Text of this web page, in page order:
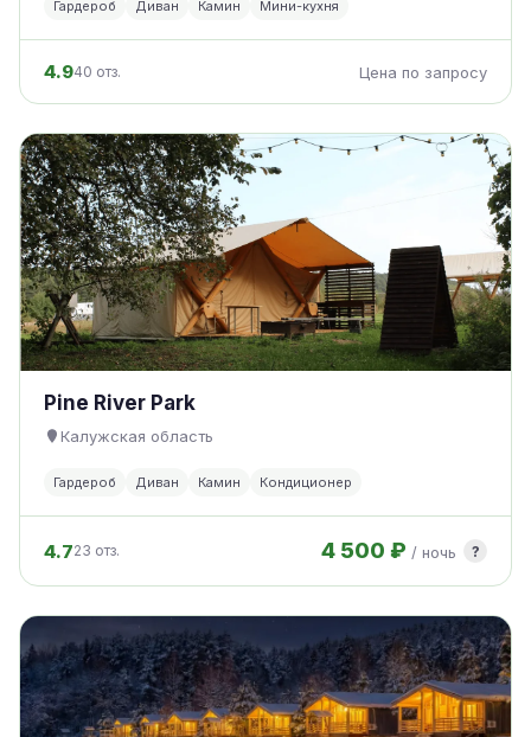
Гардероб Диван Камин Мини-кухня
4.940 отз. Цена по запросу
Pine River Park
Калужская область
Гардероб Диван Камин Кондиционер
4.723 отз. 4 500 ₽ / ночь ?